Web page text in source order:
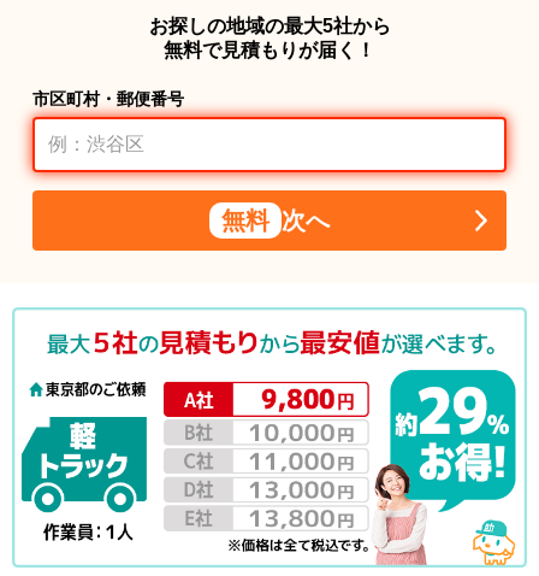
お探しの地域の最大5社から
無料で見積もりが届く！
市区町村・郵便番号
無料 次へ